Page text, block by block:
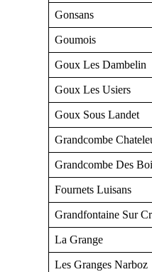
Gonsans
Goumois
Goux Les Dambelin
Goux Les Usiers
Goux Sous Landet
Grandcombe
Grandcombe Des
Fournets Luisans
Grandfontaine Sur
La Grange
Les Granges Narboz